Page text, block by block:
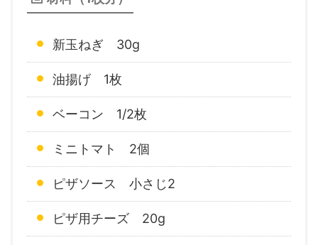
新玉ねぎ 30g
油揚げ 1枚
ベーコン 1/2枚
ミニトマト 2個
ピザソース 小さじ2
ピザ用チーズ 20g